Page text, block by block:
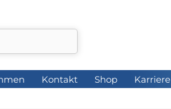
Kontakt Shop Karriere
Kontakt